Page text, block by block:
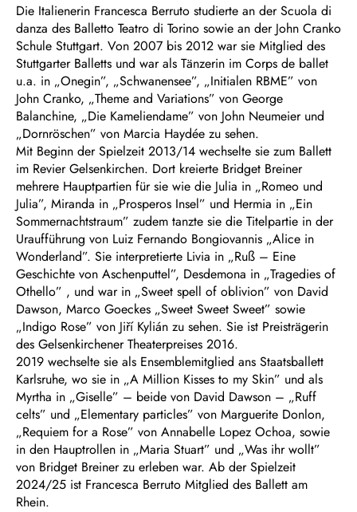
Die Italienerin Francesca Berruto studierte an der Scuola di
danza des Balletto Teatro di Torino sowie an der John Cranko
Schule Stuttgart. Von 2007 bis 2012 war sie Mitglied des
Stuttgarter Balletts und war als Tänzerin im Corps de ballet
u.a. in „Onegin”, „Schwanensee”, „Initialen RBME” von
John Cranko, „Theme and Variations” von George
Balanchine, „Die Kameliendame” von John Neumeier und
„Dornröschen” von Marcia Haydée zu sehen.
Mit Beginn der Spielzeit 2013/14 wechselte sie zum Ballett
im Revier Gelsenkirchen. Dort kreierte Bridget Breiner
mehrere Hauptpartien für sie wie die Julia in „Romeo und
Julia”, Miranda in „Prosperos Insel” und Hermia in „Ein
Sommernachtstraum” zudem tanzte sie die Titelpartie in der
Uraufführung von Luiz Fernando Bongiovannis „Alice in
Wonderland”. Sie interpretierte Livia in „Ruß – Eine
Geschichte von Aschenputtel”, Desdemona in „Tragedies of
Othello” , und war in „Sweet spell of oblivion” von David
Dawson, Marco Goeckes „Sweet Sweet Sweet” sowie
„Indigo Rose” von Jiří Kylián zu sehen. Sie ist Preisträgerin
des Gelsenkirchener Theaterpreises 2016.
2019 wechselte sie als Ensemblemitglied ans Staatsballett
Karlsruhe, wo sie in „A Million Kisses to my Skin” und als
Myrtha in „Giselle” – beide von David Dawson – „Ruff
celts” und „Elementary particles” von Marguerite Donlon,
„Requiem for a Rose” von Annabelle Lopez Ochoa, sowie
in den Hauptrollen in „Maria Stuart” und „Was ihr wollt”
von Bridget Breiner zu erleben war. Ab der Spielzeit
2024/25 ist Francesca Berruto Mitglied des Ballett am
Rhein.